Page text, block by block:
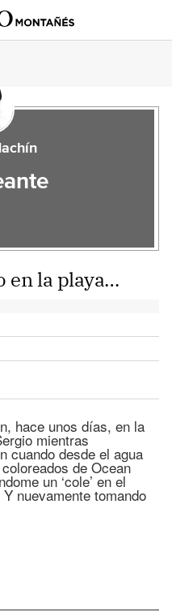
en la playa…
hace unos días, en la
mientras
cuando desde el agua
de Ocean
un ‘cole’ en el
nuevamente tomando